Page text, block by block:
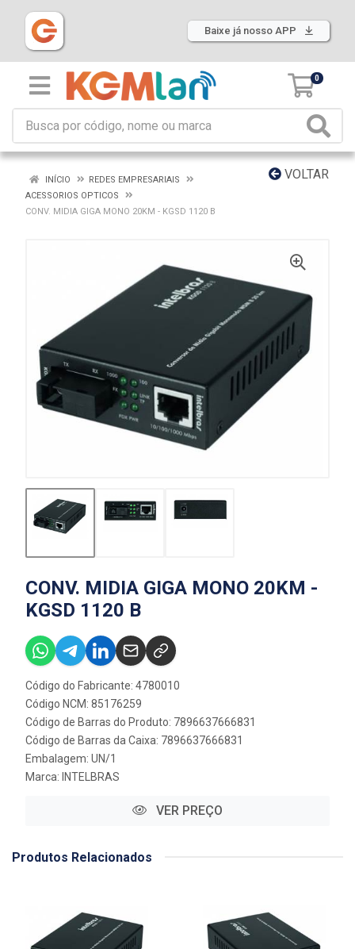
Baixe já nosso APP
0
VOLTAR
INÍCIO
REDES EMPRESARIAIS
ACESSORIOS OPTICOS
CONV. MIDIA GIGA MONO 20KM - KGSD 1120 B
CONV. MIDIA GIGA MONO 20KM -
KGSD 1120 B
Código do Fabricante: 4780010
Código NCM: 85176259
Código de Barras do Produto: 7896637666831
Código de Barras da Caixa: 7896637666831
Embalagem: UN/1
Marca: INTELBRAS
VER PREÇO
Produtos Relacionados